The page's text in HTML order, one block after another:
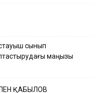
сынып
маңызы
ҚАБЫЛОВ